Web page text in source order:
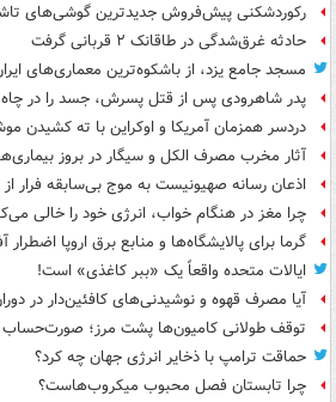
رکوردشکنی پیش‌فروش جدیدترین گوشی‌های
حادثه غرق‌شدگی در طاقانک ۲ قربانی گرفت
مسجد جامع یزد، از باشکوه‌ترین معماری‌های
پدر شاهرودی پس از قتل پسرش، جسد را در
دردسر همزمان آمریکا و اوکراین با ته کشیدن
آثار مخرب مصرف الکل و سیگار در بروز
اذعان رسانه صهیونیست به موج بی‌سابقه فرار
چرا مغز در هنگام خواب، انرژی خود را خالی
گرما برای پالایشگاه‌ها و منابع برق اروپا اضطرار
ایالات متحده واقعاً یک «ببر کاغذی» است!
آیا مصرف قهوه و نوشیدنی‌های کافئین‌دار در
توقف طولانی کامیون‌ها پشت مرز؛ صورت‌حساب
حماقت ترامپ با ذخایر انرژی جهان چه کرد؟
چرا تابستان فصل محبوب میکروب‌هاست؟